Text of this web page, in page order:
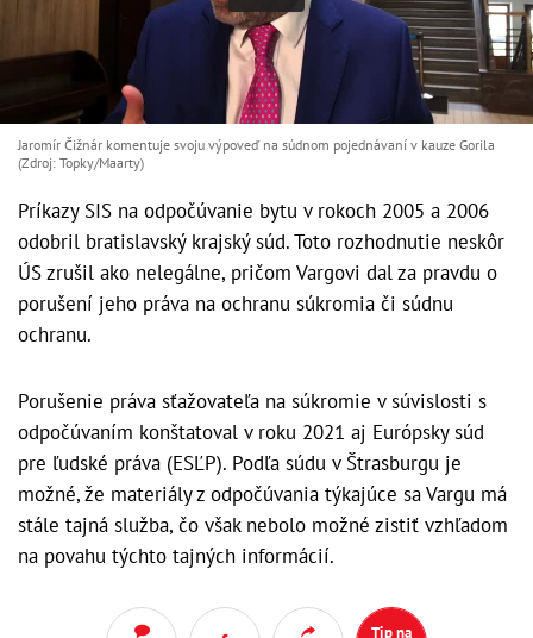
Jaromír Čižnár komentuje svoju výpoveď na súdnom pojednávaní v kauze Gorila
(Zdroj: Topky/Maarty)
Príkazy SIS na odpočúvanie bytu v rokoch 2005 a 2006
odobril bratislavský krajský súd. Toto rozhodnutie neskôr
ÚS zrušil ako nelegálne, pričom Vargovi dal za pravdu o
porušení jeho práva na ochranu súkromia či súdnu
ochranu.
Porušenie práva sťažovateľa na súkromie v súvislosti s
odpočúvaním konštatoval v roku 2021 aj Európsky súd
pre ľudské práva (ESĽP). Podľa súdu v Štrasburgu je
možné, že materiály z odpočúvania týkajúce sa Vargu má
stále tajná služba, čo však nebolo možné zistiť vzhľadom
na povahu týchto tajných informácií.
Tip na